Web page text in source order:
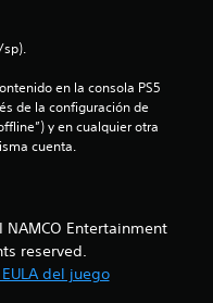
l
l
e
en la consola PS5
de la configuración de
y en cualquier otra
cuenta.
Entertainment
reserved.
del juego